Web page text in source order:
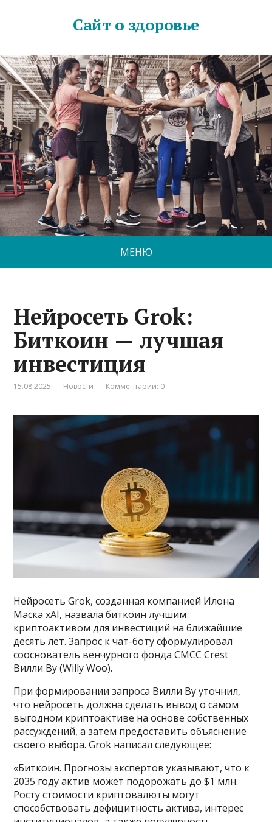
Сайт о здоровье
МЕНЮ
Нейросеть Grok:
Биткоин — лучшая
инвестиция
15.08.2025 Новости Комментарии: 0
Нейросеть Grok, созданная компанией Илона
Маска xAI, назвала биткоин лучшим
криптоактивом для инвестиций на ближайшие
десять лет. Запрос к чат-боту сформулировал
сооснователь венчурного фонда CMCC Crest
Вилли Ву (Willy Woo).
При формировании запроса Вилли Ву уточнил,
что нейросеть должна сделать вывод о самом
выгодном криптоактиве на основе собственных
рассуждений, а затем предоставить объяснение
своего выбора. Grok написал следующее:
«Биткоин. Прогнозы экспертов указывают, что к
2035 году актив может подорожать до $1 млн.
Росту стоимости криптовалюты могут
способствовать дефицитность актива, интерес